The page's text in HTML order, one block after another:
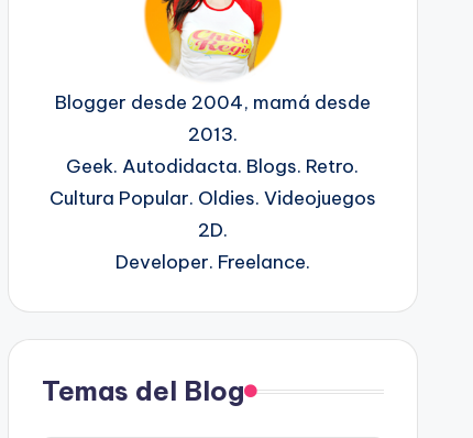
Blogger desde 2004, mamá desde
2013.
Geek. Autodidacta. Blogs. Retro.
Cultura Popular. Oldies. Videojuegos
2D.
Developer. Freelance.
Temas del Blog